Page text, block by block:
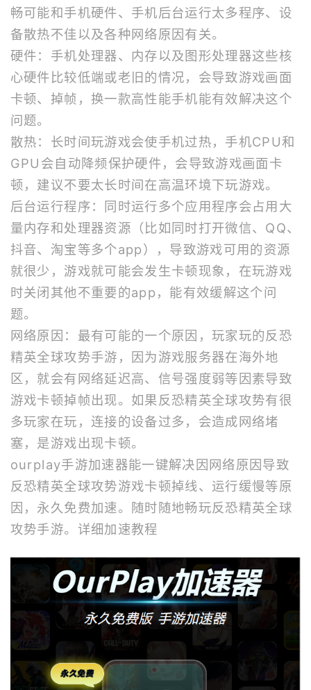
畅可能和手机硬件、手机后台运行太多程序、设
备散热不佳以及各种网络原因有关。
硬件：手机处理器、内存以及图形处理器这些核
心硬件比较低端或老旧的情况，会导致游戏画面
卡顿、掉帧，换一款高性能手机能有效解决这个
问题。
散热：长时间玩游戏会使手机过热，手机CPU和
GPU会自动降频保护硬件，会导致游戏画面卡
顿，建议不要太长时间在高温环境下玩游戏。
后台运行程序：同时运行多个应用程序会占用大
量内存和处理器资源（比如同时打开微信、QQ、
抖音、淘宝等多个app），导致游戏可用的资源
就很少，游戏就可能会发生卡顿现象，在玩游戏
时关闭其他不重要的app，能有效缓解这个问
题。
网络原因：最有可能的一个原因，玩家玩的反恐
精英全球攻势手游，因为游戏服务器在海外地
区，就会有网络延迟高、信号强度弱等因素导致
游戏卡顿掉帧出现。如果反恐精英全球攻势有很
多玩家在玩，连接的设备过多，会造成网络堵
塞，是游戏出现卡顿。
ourplay手游加速器能一键解决因网络原因导致
反恐精英全球攻势游戏卡顿掉线、运行缓慢等原
因，永久免费加速。随时随地畅玩反恐精英全球
攻势手游。 详细加速教程